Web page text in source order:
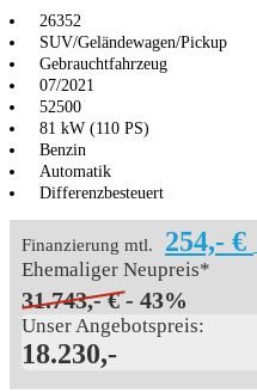
26352
SUV/Geländewagen/Pickup
Gebrauchtfahrzeug
07/2021
52500
81 kW (110 PS)
Benzin
Automatik
Differenzbesteuert
Finanzierung mtl. 254,- €
Ehemaliger Neupreis*
31.743,- € - 43%
Unser Angebotspreis:
18.230,-